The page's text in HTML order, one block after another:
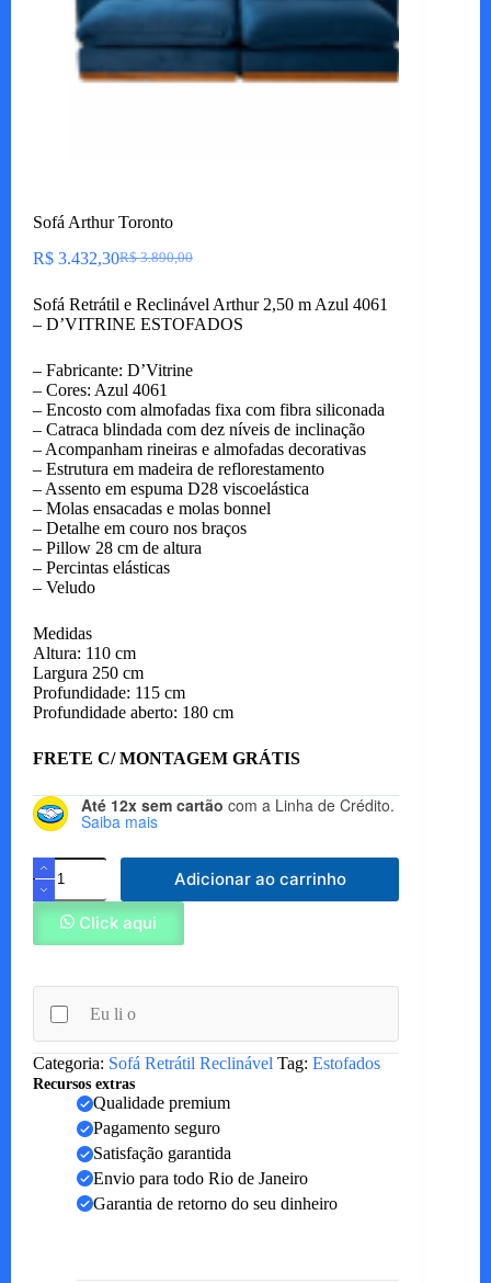
Sofá Arthur Toronto
R$3.890,00
O
original
era:
R$ 3.432,30O
atual
é:
Sofá Retrátil e Reclinável Arthur 2,50 m Azul 4061
– D’VITRINE ESTOFADOS
– Fabricante: D’Vitrine
– Cores: Azul 4061
– Encosto com almofadas fixa com fibra siliconada
– Catraca blindada com dez níveis de inclinação
– Acompanham rineiras e almofadas decorativas
– Estrutura em madeira de reflorestamento
– Assento em espuma D28 viscoelástica
– Molas ensacadas e molas bonnel
– Detalhe em couro nos braços
– Pillow 28 cm de altura
– Percintas elásticas
– Veludo
Medidas
Altura: 110 cm
Largura 250 cm
Profundidade: 115 cm
Profundidade aberto: 180 cm
FRETE C/ MONTAGEM GRÁTIS
Até 12x sem cartão com a Linha de Crédito.
Saiba mais
Sofá
Arthur
Toronto
quantidade
Adicionar ao carrinho
Click aqui
Eu li o
Categoria: Sofá Retrátil Reclinável Tag: Estofados
Recursos extras
Qualidade premium
Pagamento seguro
Satisfação garantida
Envio para todo Rio de Janeiro
Garantia de retorno do seu dinheiro